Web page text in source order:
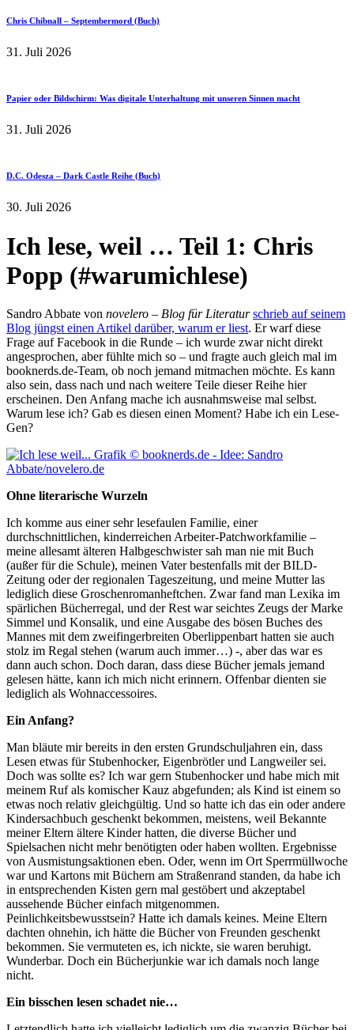
Chris Chibnall – Septembermord (Buch)
31. Juli 2026
Papier oder Bildschirm: Was digitale Unterhaltung mit unseren Sinnen macht
31. Juli 2026
D.C. Odesza – Dark Castle Reihe (Buch)
30. Juli 2026
Ich lese, weil … Teil 1: Chris
Popp (#warumichlese)
Sandro Abbate von novelero – Blog für Literatur schrieb auf seinem
Blog jüngst einen Artikel darüber, warum er liest. Er warf diese
Frage auf Facebook in die Runde – ich wurde zwar nicht direkt
angesprochen, aber fühlte mich so – und fragte auch gleich mal im
booknerds.de-Team, ob noch jemand mitmachen möchte. Es kann
also sein, dass nach und nach weitere Teile dieser Reihe hier
erscheinen. Den Anfang mache ich ausnahmsweise mal selbst.
Warum lese ich? Gab es diesen einen Moment? Habe ich ein Lese-
Gen?
Ohne literarische Wurzeln
Ich komme aus einer sehr lesefaulen Familie, einer
durchschnittlichen, kinderreichen Arbeiter-Patchworkfamilie –
meine allesamt älteren Halbgeschwister sah man nie mit Buch
(außer für die Schule), meinen Vater bestenfalls mit der BILD-
Zeitung oder der regionalen Tageszeitung, und meine Mutter las
lediglich diese Groschenromanheftchen. Zwar fand man Lexika im
spärlichen Bücherregal, und der Rest war seichtes Zeugs der Marke
Simmel und Konsalik, und eine Ausgabe des bösen Buches des
Mannes mit dem zweifingerbreiten Oberlippenbart hatten sie auch
stolz im Regal stehen (warum auch immer…) -, aber das war es
dann auch schon. Doch daran, dass diese Bücher jemals jemand
gelesen hätte, kann ich mich nicht erinnern. Offenbar dienten sie
lediglich als Wohnaccessoires.
Ein Anfang?
Man bläute mir bereits in den ersten Grundschuljahren ein, dass
Lesen etwas für Stubenhocker, Eigenbrötler und Langweiler sei.
Doch was sollte es? Ich war gern Stubenhocker und habe mich mit
meinem Ruf als komischer Kauz abgefunden; als Kind ist einem so
etwas noch relativ gleichgültig. Und so hatte ich das ein oder andere
Kindersachbuch geschenkt bekommen, meistens, weil Bekannte
meiner Eltern ältere Kinder hatten, die diverse Bücher und
Spielsachen nicht mehr benötigten oder haben wollten. Ergebnisse
von Ausmistungsaktionen eben. Oder, wenn im Ort Sperrmüllwoche
war und Kartons mit Büchern am Straßenrand standen, da habe ich
in entsprechenden Kisten gern mal gestöbert und akzeptabel
aussehende Bücher einfach mitgenommen.
Peinlichkeitsbewusstsein? Hatte ich damals keines. Meine Eltern
dachten ohnehin, ich hätte die Bücher von Freunden geschenkt
bekommen. Sie vermuteten es, ich nickte, sie waren beruhigt.
Wunderbar. Doch ein Bücherjunkie war ich damals noch lange
nicht.
Ein bisschen lesen schadet nie…